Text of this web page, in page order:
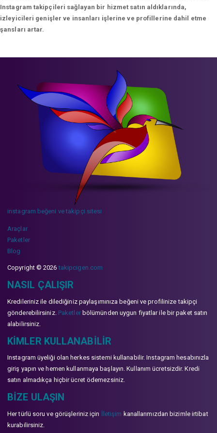
Instagram takipçileri sağlayan bir hizmet satın aldıklarında,
izleyicileri genişler ve insanları işlerine ve profillerine dahil etme
şansları artar.
instagram beğeni ve takipçi sitesi
Araçlar
Paketler
Blog
Copyright © 2026takipcigen.com
NASIL ÇALIŞIR
Kredileriniz ile dilediğiniz paylaşımınıza beğeni ve profilinize takipçi
gönderebilirsiniz. Paketlerbölümünden uygun fiyatlar ile bir paket satın
alabilirsiniz.
KIMLER KULLANABILIR
Instagram üyeliği olan herkes sistemi kullanabilir. Instagram hesabınızla
giriş yapın ve hemen kullanmaya başlayın. Kullanım ücretsizdir. Kredi
satın almadıkça hiçbir ücret ödemezsiniz.
BIZE ULAŞIN
Her türlü soru ve görüşleriniz için İletişim kanallarımızdan bizimle irtibat
kurabilirsiniz.